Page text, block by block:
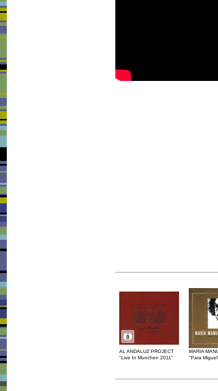
AL ANDALUZ PROJECT
"Live In Munchen 2011"
MARIA
"Para